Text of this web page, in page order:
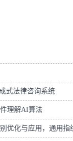
式法律咨询系统
理解AI算法
优化与应用，通用指